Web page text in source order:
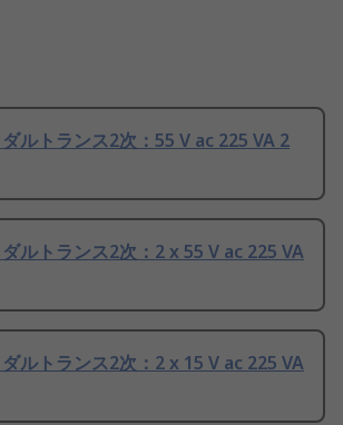
ルトランス2次：55 V ac 225 VA 2
ルトランス2次：2 x 55 V ac 225 VA
ルトランス2次：2 x 15 V ac 225 VA